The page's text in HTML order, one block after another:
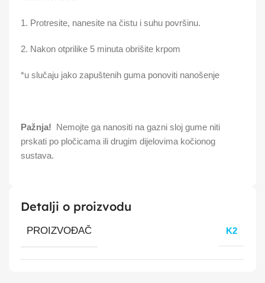
1. Protresite, nanesite na čistu i suhu površinu.
2. Nakon otprilike 5 minuta obrišite krpom
*u slučaju jako zapuštenih guma ponoviti nanošenje
Pažnja! Nemojte ga nanositi na gazni sloj gume niti
prskati po pločicama ili drugim dijelovima kočionog
sustava.
Detalji o proizvodu
PROIZVOĐAČ K2